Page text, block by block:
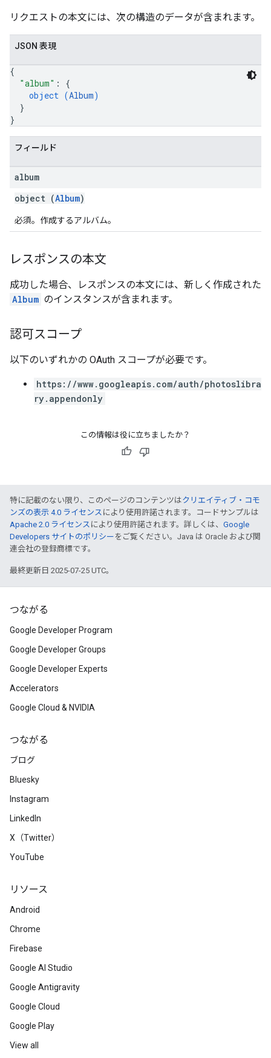
リクエストの本文には、次の構造のデータが含まれます。
JSON 表現
{
"album" : {
object (Album)
}
}
フィールド
album
object (Album)
必須。作成するアルバム。
レスポンスの本文
成功した場合、レスポンスの本文には、新しく作成された
Album のインスタンスが含まれます。
認可スコープ
以下のいずれかの OAuth スコープが必要です。
https://www.googleapis.com/auth/photoslibra
ry.appendonly
この情報は役に立ちましたか？
特に記載のない限り、このページのコンテンツはクリエイティブ・コモ
ンズの表示 4.0 ライセンス により使用許諾されます。コードサンプルは
Apache 2.0 ライセンス により使用許諾されます。詳しくは、 Google
Developers サイトのポリシー をご覧ください。Java は Oracle および関
連会社の登録商標です。
最終更新日 2025-07-25 UTC。
つながる
Google Developer Program
Google Developer Groups
Google Developer Experts
Accelerators
Google Cloud & NVIDIA
つながる
ブログ
Bluesky
Instagram
LinkedIn
X（Twitter）
YouTube
リソース
Android
Chrome
Firebase
Google AI Studio
Google Antigravity
Google Cloud
Google Play
View all